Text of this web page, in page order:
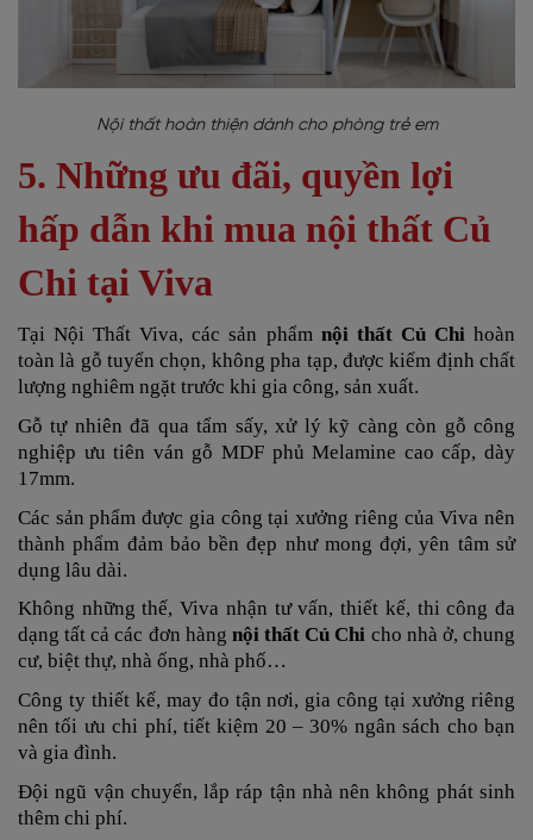
Nội thất hoàn thiện dành cho phòng trẻ em
5. Những ưu đãi, quyền lợi
hấp dẫn khi mua nội thất Củ
Chi tại Viva
Tại Nội Thất Viva, các sản phẩm nội thất Củ Chihoàn
toàn là gỗ tuyển chọn, không pha tạp, được kiểm định chất
lượng nghiêm ngặt trước khi gia công, sản xuất.
Gỗ tự nhiên đã qua tẩm sấy, xử lý kỹ càng còn gỗ công
nghiệp ưu tiên ván gỗ MDF phủ Melamine cao cấp, dày
17mm.
Các sản phẩm được gia công tại xưởng riêng của Viva nên
thành phẩm đảm bảo bền đẹp như mong đợi, yên tâm sử
dụng lâu dài.
Không những thế, Viva nhận tư vấn, thiết kế, thi công đa
dạng tất cả các đơn hàng nội thất Củ Chi cho nhà ở, chung
cư, biệt thự, nhà ống, nhà phố…
Công ty thiết kế, may đo tận nơi, gia công tại xưởng riêng
nên tối ưu chi phí, tiết kiệm 20 – 30% ngân sách cho bạn
và gia đình.
Đội ngũ vận chuyển, lắp ráp tận nhà nên không phát sinh
thêm chi phí.